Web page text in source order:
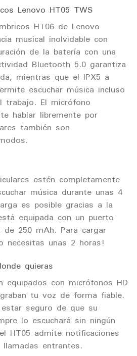
Lenovo HT05 TWS
HT06 de Lenovo
musical inolvidable con
de la batería con una
Bluetooth 5.0 garantiza
mientras que el IPX5 a
escuchar música incluso
El micrófono
hablar libremente por
también son
estén completamente
música durante unas 4
es posible gracias a la
equipada con un puerto
250 mAh. Para cargar
necesitas unas 2 horas!
quieras
equipados con micrófonos HD
tu voz de forma fiable.
seguro de que su
lo escuchará sin ningún
HT05 admite notificaciones
entrantes.